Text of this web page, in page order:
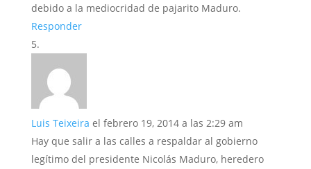
debido a la mediocridad de pajarito Maduro.
Responder
Luis Teixeira el febrero 19, 2014 a las 2:29 am
Hay que salir a las calles a respaldar al gobierno
legítimo del presidente Nicolás Maduro, heredero